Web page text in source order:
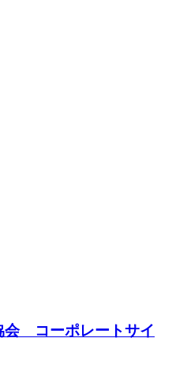
会 コーポレートサイ